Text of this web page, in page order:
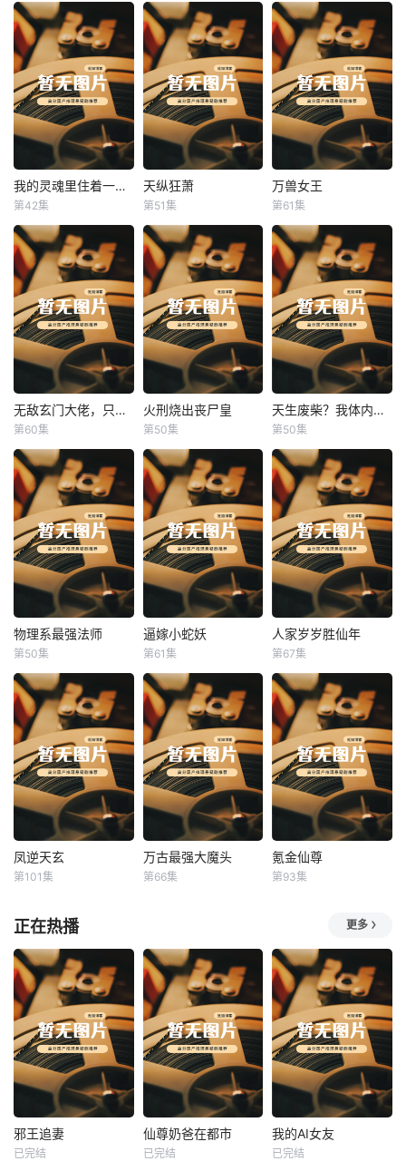
我的灵魂里住着一条龙 我的灵魂里住着一条龙
第42集
天纵狂萧
天纵狂萧
第51集
万兽女王
万兽女王
第61集
无敌玄门大佬，只听姐姐的话 无敌玄门大佬，只听姐姐的话
第60集
火刑烧出丧尸皇
火刑烧出丧尸皇
第50集
天生废柴？我体内有神血 天生废柴？我体内有神血
第50集
物理系最强法师
物理系最强法师
第50集
逼嫁小蛇妖
逼嫁小蛇妖
第61集
人家岁岁胜仙年
人家岁岁胜仙年
第67集
凤逆天玄
凤逆天玄
第101集
万古最强大魔头
万古最强大魔头
第66集
氪金仙尊
氪金仙尊
第93集
正在热播 更多
热播
邪王追妻
邪王追妻
已完结
热播
仙尊奶爸在都市
已完结
热播
我的AI女友
我的AI女友
已完结